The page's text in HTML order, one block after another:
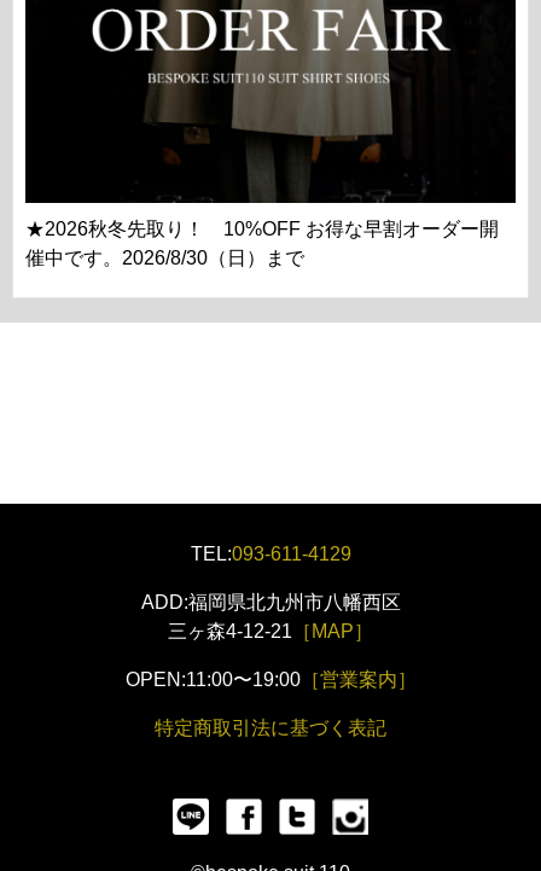
★2026秋冬先取り！ 10%OFF お得な早割オーダー開
催中です。2026/8/30（日）まで
TEL:093-611-4129
ADD:福岡県北九州市八幡西区
三ヶ森4-12-21 ［MAP］
OPEN:11:00〜19:00［営業案内］
特定商取引法に基づく表記